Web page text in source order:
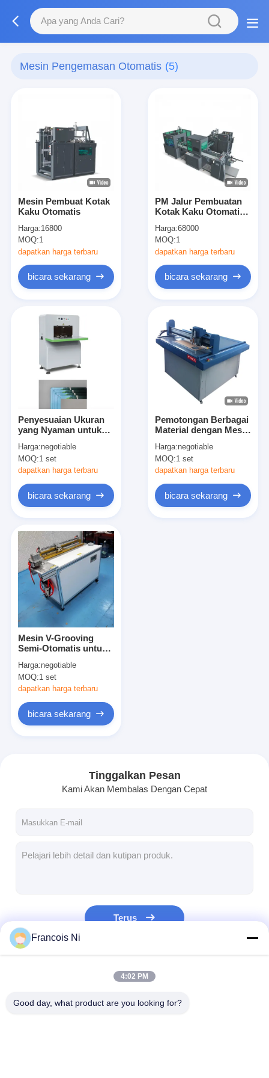
Mesin Pengemasan Otomatis (5)
Mesin Pembuat Kotak
Kaku Otomatis
Harga:16800
MOQ:1
dapatkan harga terbaru
bicara sekarang
PM Jalur Pembuatan
Kotak Kaku Otomatis
Kotak Tutup Laci
Magnetik dengan PLC
dan Komponen Inti
Motor 20KW
Harga:68000
MOQ:1
dapatkan harga terbaru
bicara sekarang
Penyesuaian Ukuran
yang Nyaman untuk
Bulat Mesin
Pengepakan Sudut
Bundar Penutup Kartu
Harga:negotiable
MOQ:1 set
dapatkan harga terbaru
bicara sekarang
Pemotongan Berbagai
Material dengan Mesin
dan Pena Pisau
Berosilasi dan Pisau V
Harga:negotiable
MOQ:1 set
dapatkan harga terbaru
bicara sekarang
Mesin V-Grooving
Semi-Otomatis untuk
Otomatis Batch Kecil
untuk Hardcover dan
Kotak Kaku
Harga:negotiable
MOQ:1 set
dapatkan harga terbaru
bicara sekarang
Tinggalkan Pesan
Kami Akan Membalas Dengan Cepat
Terus
Francois Ni
4:02 PM
Good day, what product are you looking for?